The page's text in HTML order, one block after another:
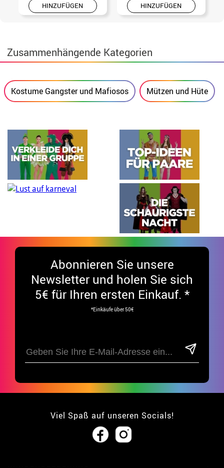
HINZUFÜGEN HINZUFÜGEN
Zusammenhängende Kategorien
Kostume Gangster und Mafiosos Mützen und Hüte
Abonnieren Sie unsere
Newsletter und holen Sie sich
5€ für Ihren ersten Einkauf. *
*Einkäufe über 50€
Viel Spaß auf unseren Socials!